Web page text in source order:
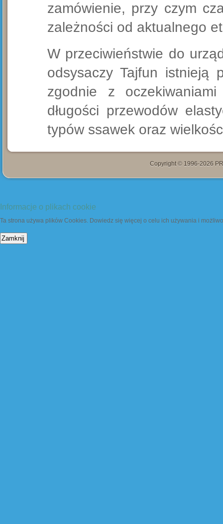
zamówienie, przy czym
zależności od aktualnego
W przeciwieństwie do
odsysaczy Tajfun istnieją
zgodnie z
długości przewodów
typów ssawek oraz
Copyright © 1996-2026
Informacje o plikach cookie
Ta strona używa plików Cookies. Dowiedz się więcej o celu ich używania i